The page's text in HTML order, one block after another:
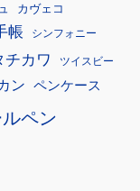
カヴェコ
帳 シンフォニー
チカワ ツイスビー
ン ペンケース
ペン